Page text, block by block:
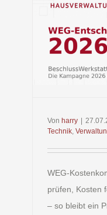
Von harry
Technik,
WEG-
prüfen, Kosten
– so bleibt ein